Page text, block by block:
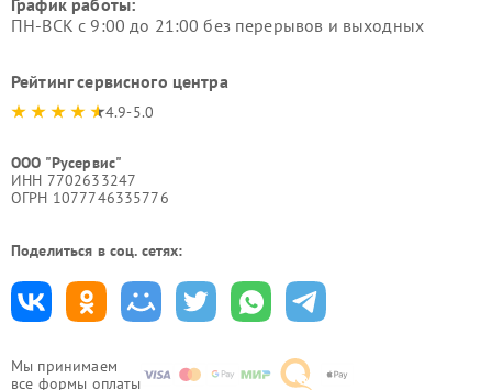
Мы принимаем
все формы оплаты
ПН-ВСК с 9:00 до 21:00 без перерывов и выходных
Рейтинг сервисного центра
4.9-5.0
ООО "Русервис"
ИНН 7702633247
ОГРН 1077746335776
Поделиться в соц. сетях: